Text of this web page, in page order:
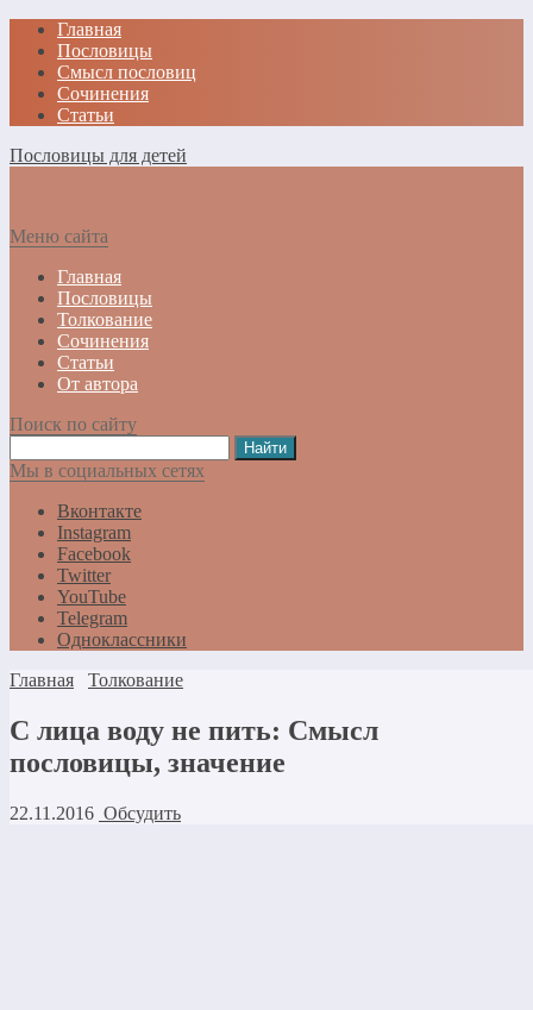
Главная
Пословицы
Смысл пословиц
Сочинения
Статьи
Пословицы для детей
Меню сайта
Главная
Пословицы
Толкование
Сочинения
Статьи
От автора
Поиск по сайту
Мы в социальных сетях
Вконтакте
Instagram
Facebook
Twitter
YouTube
Telegram
Одноклассники
Главная
Толкование
С лица воду не пить: Смысл
пословицы, значение
22.11.2016 Обсудить